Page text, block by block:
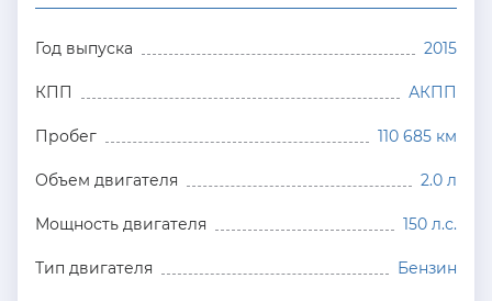
Год выпуска 2015
КПП АКПП
Пробег 110 685 км
Объем двигателя 2.0 л
Мощность двигателя 150 л.с.
Тип двигателя Бензин